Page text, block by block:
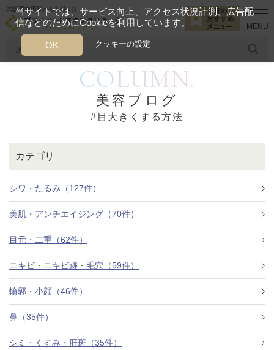
大阪西梅田駅から徒歩2分
糸リフト ヒアルロン酸
今月のおすすめメニュー
クリニックについて
料金一覧
施術症例
目大きくする方法
COLUMN.
美容ブログ
#目大きくする方法
カテゴリ
シワ・たるみ（127件）
美肌・アンチエイジング（70件）
目元・二重（62件）
ニキビ・ニキビ跡・毛穴（59件）
輪郭・小顔（46件）
鼻（35件）
シミ・くすみ・肝斑（35件）
当サイトでは、サービス向上、アクセス状況計測、広告配
信などのためにCookieを利用しています。
クッキーの設定
OK